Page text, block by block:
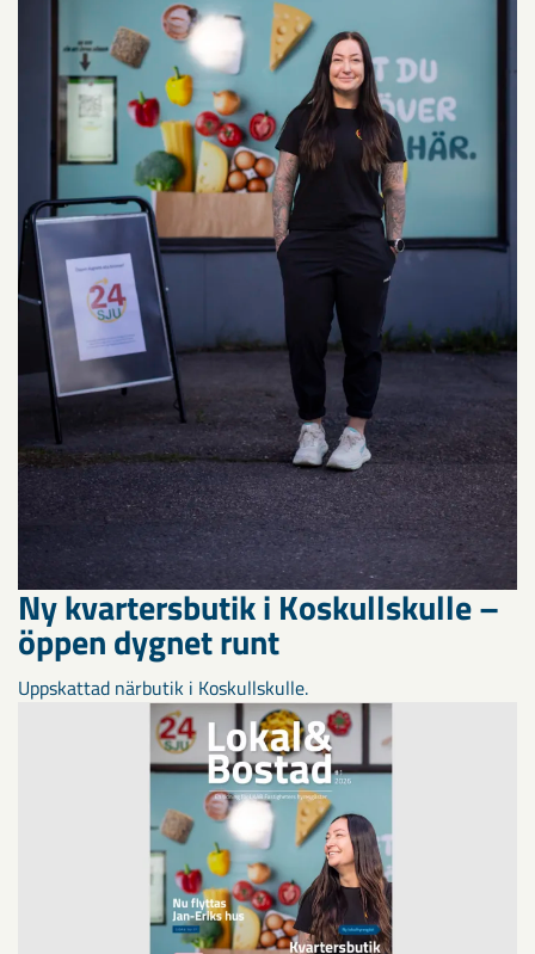
Ny kvartersbutik i Koskullskulle –
öppen dygnet runt
Uppskattad närbutik i Koskullskulle.